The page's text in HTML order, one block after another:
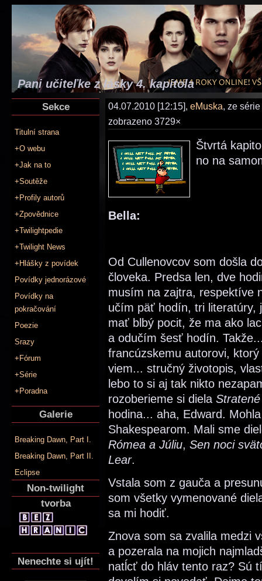
Pani učiteľke z lásky 4. kapitola
Sekce
Titulní strana
+O webu
+Jak na to
+Soutěže
+Profily autorů
+Zpovědnice
+Twilightpedie
+Twilight News
+Hlášky z povídek
Povídky jednorázové
Povídky na
pokračování
Poezie
Srazy
+Fórum
+Série
+Poradna
Galerie
Breaking Dawn, Part I.
Breaking Dawn, Part II.
Eclipse
Non-twilight
tvorba
Nenechte si ujít!
04.07.2010 [12:15], eMuska, ze série
zobrazeno 3729×
Štvrtá
no na
Bella:
Od Cullenovcov som došla
človeka. Predsa len, dve
musím na zajtra, respektíve
učím päť hodín, tri literatúry,
mať blbý pocit, že ma ako
a odučím šesť hodín.
francúzskemu autorovi,
viem... stručný životopis,
lebo to si aj tak nikto
rozoberieme si diela
hodina... aha, Edward.
Shakespearom. Mali sme
Rómea a Júliu, Sen noci
Lear.
Vstala som z gauča a
som všetky vymenované
sa mi hodiť.
Znova som sa zvalila medzi
a pozerala na mojich
natĺcť do hláv tento raz? Sú